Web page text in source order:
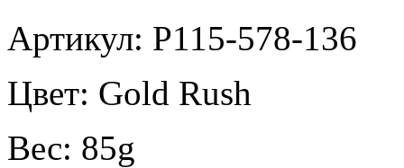
Артикул: P115-578-136
Цвет: Gold Rush
Вес: 85g